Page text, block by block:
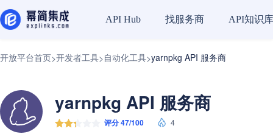
API Hub 找服务商 API知识库
开放平台首页>开发者工具>自动化工具>yarnpkg API 服务商
yarnpkg API 服务商
评分 47/100 4